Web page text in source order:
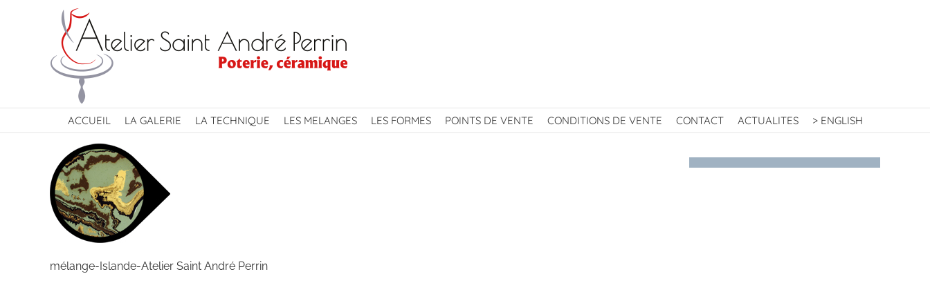
ACCUEIL LA GALERIE LA TECHNIQUE LES MELANGES LES FORMES POINTS DE VENTE CONDITIONS DE VENTE CONTACT ACTUALITES > ENGLISH
mélange-Islande-Atelier Saint André Perrin